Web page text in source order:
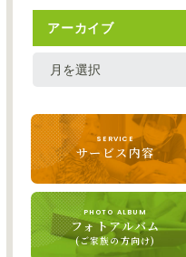
アーカイブ
SERVICE
サービス内容
PHOTO ALBUM
フォトアルバム
(ご家族の方向け)